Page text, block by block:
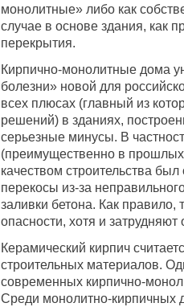
монолитные» либо как
случае в основе здания, как
перекрытия.
Кирпично-монолитные дома
болезни» новой для
всех плюсах (главный из
решений) в зданиях,
серьезные минусы. В
(преимущественно в прошлых
качеством строительства
перекосы из-за
заливки бетона. Как
опасности, хотя и
Керамический кирпич
строительных материалов.
современных кирпично-
Среди монолитно-кирпичных